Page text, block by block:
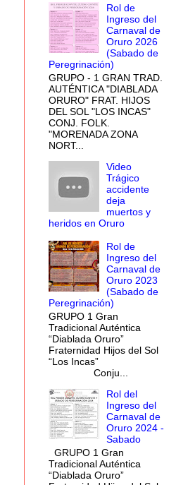
Rol de
Ingreso del
Carnaval de
Oruro 2026
(Sabado de
Peregrinación)
GRUPO - 1 GRAN TRAD.
AUTÉNTICA "DIABLADA
ORURO" FRAT. HIJOS
DEL SOL "LOS INCAS"
CONJ. FOLK.
"MORENADA ZONA
NORT...
Video
Trágico
accidente
deja
muertos y
heridos en Oruro
Rol de
Ingreso del
Carnaval de
Oruro 2023
(Sabado de
Peregrinación)
GRUPO 1 Gran
Tradicional Auténtica
“Diablada Oruro”
Fraternidad Hijos del Sol
“Los Incas”
Conju...
Rol del
Ingreso del
Carnaval de
Oruro 2024 -
Sabado
GRUPO 1 Gran
Tradicional Auténtica
“Diablada Oruro”